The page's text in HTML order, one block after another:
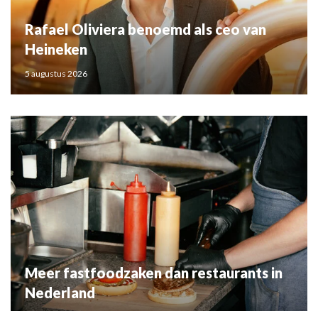
Rafael Oliviera benoemd als ceo van
Heineken
5 augustus 2026
Meer fastfoodzaken dan restaurants in
Nederland